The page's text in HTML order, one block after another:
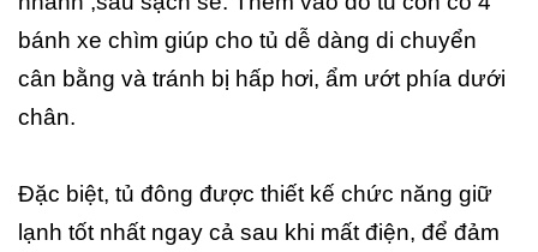
bánh xe chìm giúp cho tủ dễ dàng di chuyển
cân bằng và tránh bị hấp hơi, ẩm ướt phía dưới
chân.
Đặc biệt, tủ đông được thiết kế chức năng giữ
lạnh tốt nhất ngay cả sau khi mất điện, để đảm